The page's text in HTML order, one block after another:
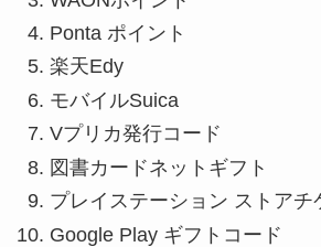
Ponta ポイント
楽天Edy
モバイルSuica
Vプリカ発行コード
図書カードネットギフト
プレイステーション ストアチ
Google Play ギフトコード